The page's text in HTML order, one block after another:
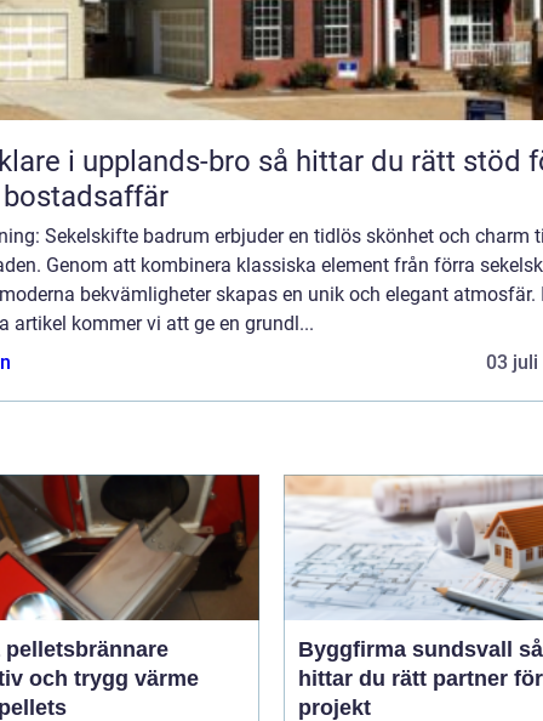
i upplands-bro så hittar du rätt stöd för
Sekelskifte badrum erbjuder en tidlös skönhet och charm
Genom att kombinera klassiska element från förra
bekvämligheter skapas en unik och elegant atmosfär.
artikel kommer vi att ge en grundl...
03 juli
pelletsbrännare
och trygg värme
Byggfirma sundsvall så
hittar du rätt partner
projekt